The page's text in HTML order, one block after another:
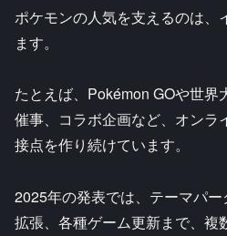
ポケモンの人気を支えるのは、
ます。
たとえば、Pokémon GOや世
催事、コラボ企画など、オンラ
接点を作り続けています。
2025年の発表では、テーマパ
拡張、各種ゲーム更新まで、複